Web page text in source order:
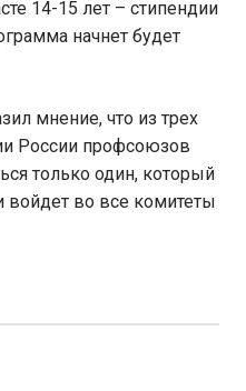
14-15 лет – стипендии
начнет будет
мнение, что из трех
России профсоюзов
только один, который
войдет во все комитеты